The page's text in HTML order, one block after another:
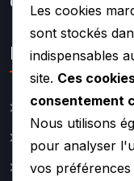
Lien rapide
Catalogue
A propos
Les cookies
sont stockés
indispensables
site. Ces
consentement
Nous utilisons
pour analyser
vos